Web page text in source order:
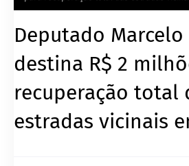
Deputado Marcelo
destina R$ 2
recuperação total
estradas vicinais